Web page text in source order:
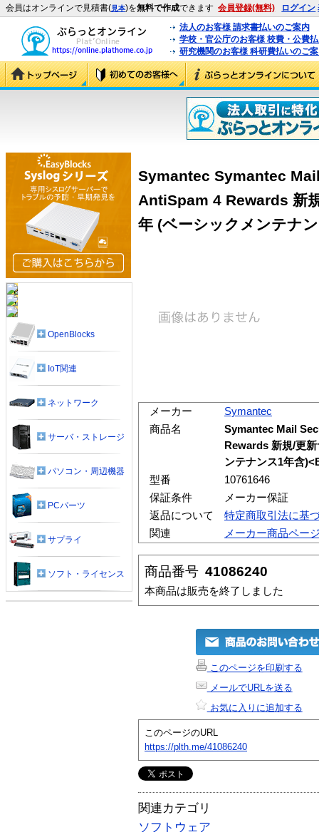
会員はオンラインで見積書(見本)を無料で作成できます 会員登録(無料) ログイン
法人のお客様 請求書払いのご案内
学校・官公庁のお客様 校費・公費
研究機関のお客様 科研費払いのご
Symantec Symantec
AntiSpam 4 Rewards 新
年 (ベーシックメンテナ
メーカー
Symantec
商品名
Symantec Mail
Rewards 新規/更
ンテナンス1年含
型番
10761646
保証条件
メーカー保証
返品について
特定商取引法に基
関連
メーカー商品ペー
商品番号 41086240
本商品は販売を終了しました
このページを印刷する
メールでURLを送る
お気に入りに追加する
このページのURL
https://plth.me/41086240
関連カテゴリ
ソフトウェア
OpenBlocks
IoT関連
ネットワーク
サーバ・ストレージ
パソコン・周辺機器
PCパーツ
サプライ
ソフト・ライセンス